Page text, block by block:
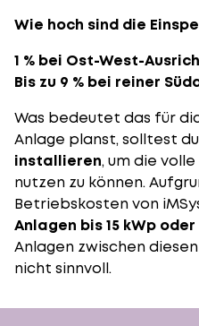
Wie hoch sind die
1 % bei Ost-West-
Bis zu 9 % bei reiner
Was bedeutet das für
Anlage planst, solltest
installieren, um die
nutzen zu können.
Betriebskosten von
Anlagen bis 15 kWp oder
Anlagen zwischen
nicht sinnvoll.